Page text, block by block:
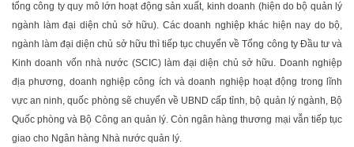
tổng công ty quy mô lớn hoạt động sản xuất, kinh doanh (hiện do bộ quản lý
ngành làm đại diện chủ sở hữu). Các doanh nghiệp khác hiện nay do bộ,
ngành làm đại diện chủ sở hữu thì tiếp tục chuyển về Tổng công ty Đầu tư và
Kinh doanh vốn nhà nước (SCIC) làm đại diện chủ sở hữu. Doanh nghiệp
địa phương, doanh nghiệp công ích và doanh nghiệp hoạt động trong lĩnh
vực an ninh, quốc phòng sẽ chuyển về UBND cấp tỉnh, bộ quản lý ngành, Bộ
Quốc phòng và Bộ Công an quản lý. Còn ngân hàng thương mại vẫn tiếp tục
giao cho Ngân hàng Nhà nước quản lý.